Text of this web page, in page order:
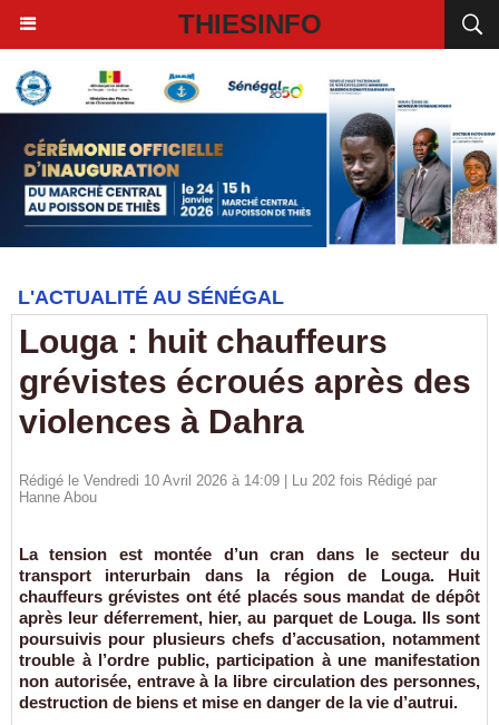
THIESINFO
L'ACTUALITÉ AU SÉNÉGAL
Louga : huit chauffeurs
grévistes écroués après des
violences à Dahra
Rédigé le Vendredi 10 Avril 2026 à 14:09 | Lu 202 fois Rédigé par
Hanne Abou
La tension est montée d’un cran dans le secteur du
transport interurbain dans la région de Louga. Huit
chauffeurs grévistes ont été placés sous mandat de dépôt
après leur déferrement, hier, au parquet de Louga. Ils sont
poursuivis pour plusieurs chefs d’accusation, notamment
trouble à l’ordre public, participation à une manifestation
non autorisée, entrave à la libre circulation des personnes,
destruction de biens et mise en danger de la vie d’autrui.